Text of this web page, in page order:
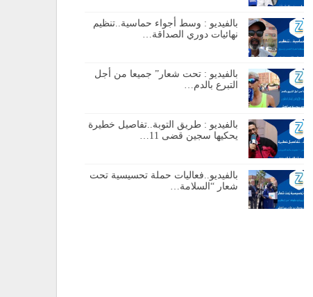
بالفيديو : وسط أجواء حماسية..تنظيم
نهائيات دوري الصداقة…
بالفيديو : تحت شعار” جميعا من أجل
التبرع بالدم…
بالفيديو : طريق التوبة..تفاصيل خطيرة
يحكيها سجين قضى 11…
بالفيديو..فعاليات حملة تحسيسية تحت
شعار “السلامة…